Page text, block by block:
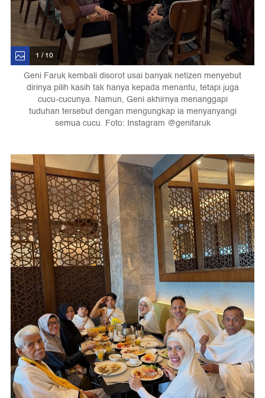
1 / 10
Geni Faruk kembali disorot usai banyak netizen menyebut
dirinya pilih kasih tak hanya kepada menantu, tetapi juga
cucu-cucunya. Namun, Geni akhirnya menanggapi
tuduhan tersebut dengan mengungkap ia menyanyangi
semua cucu. Foto: Instagram @genifaruk